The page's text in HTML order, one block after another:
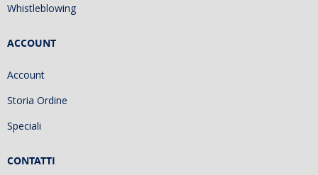
Whistleblowing
ACCOUNT
Account
Storia Ordine
Speciali
CONTATTI